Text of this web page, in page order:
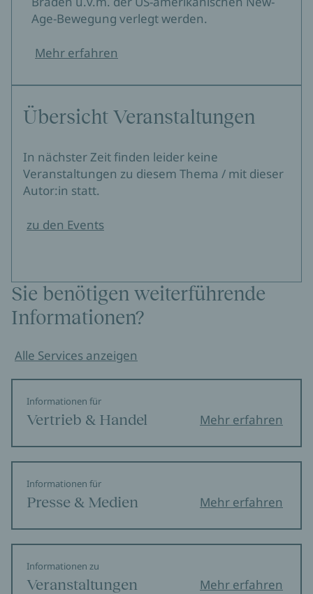
Age-Bewegung verlegt werden.
Mehr erfahren
Übersicht Veranstaltungen
In nächster Zeit finden leider keine
Veranstaltungen zu diesem Thema / mit dieser
Autor:in statt.
zu den Events
Sie benötigen weiterführende
Informationen?
Alle Services anzeigen
Informationen für
Vertrieb & Handel Mehr erfahren
Informationen für
Presse & Medien Mehr erfahren
Informationen zu
Veranstaltungen Mehr erfahren